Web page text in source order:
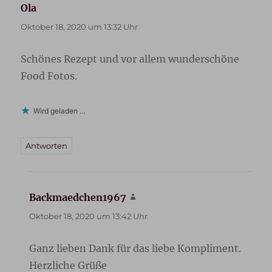
Ola
Oktober 18, 2020 um 13:32 Uhr
Schönes Rezept und vor allem wunderschöne
Food Fotos.
Wird geladen …
Antworten
Backmaedchen1967
Oktober 18, 2020 um 13:42 Uhr
Ganz lieben Dank für das liebe Kompliment.
Herzliche Grüße